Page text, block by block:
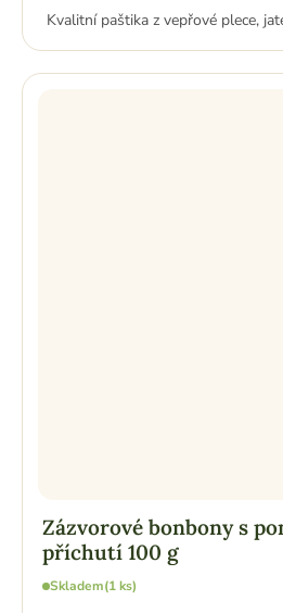
Kvalitní paštika z vepřové plece,
Zázvorové bonbony s
příchutí 100 g
Skladem(1 ks)